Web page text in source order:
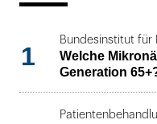
1
Bundesinstitut für
Welche
Generation